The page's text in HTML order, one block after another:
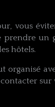
vous
prendre un
hôtels.
organisé